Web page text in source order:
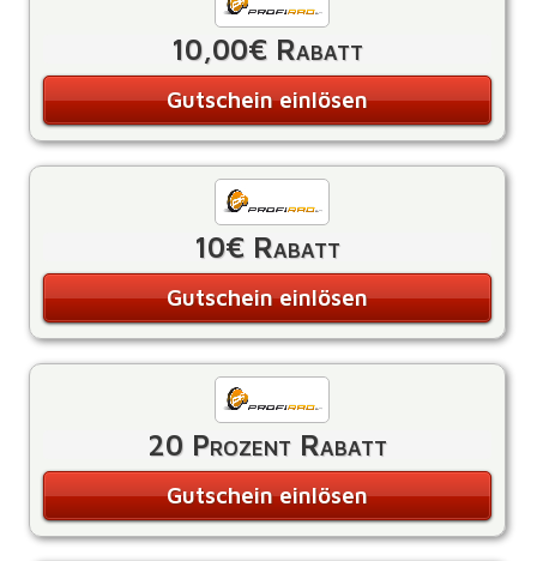
10,00€ Rabatt
Gutschein einlösen
10€ Rabatt
Gutschein einlösen
20 Prozent Rabatt
Gutschein einlösen